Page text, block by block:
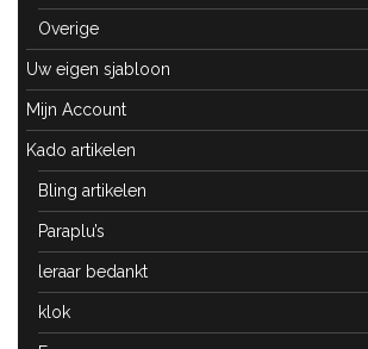
Overige
Uw eigen sjabloon
Mijn Account
Kado artikelen
Bling artikelen
Paraplu’s
leraar bedankt
klok